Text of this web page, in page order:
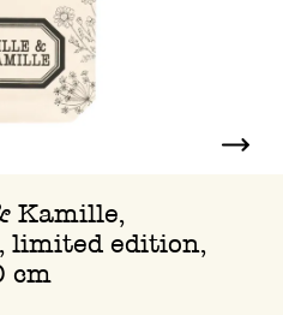
Kamille,
limited edition,
cm
2025